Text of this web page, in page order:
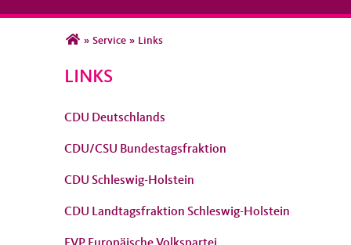
Sie sind hier
» Service » Links
LINKS
CDU Deutschlands
CDU/CSU Bundestagsfraktion
CDU Schleswig-Holstein
CDU Landtagsfraktion Schleswig-Holstein